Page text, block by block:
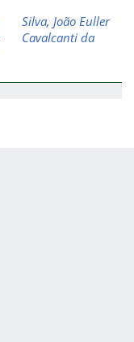
Silva, João Euller
Cavalcanti da